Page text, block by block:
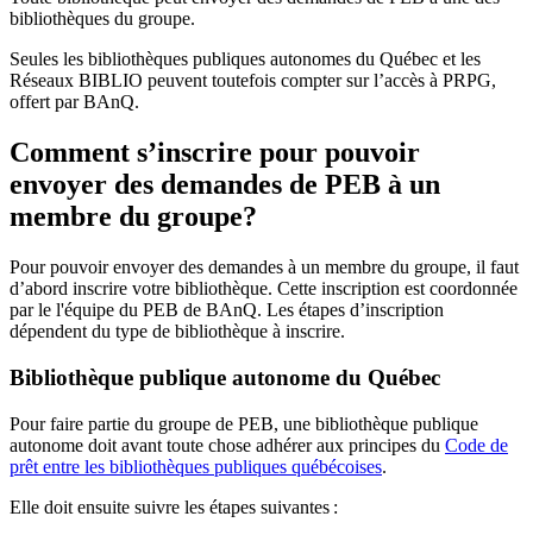
bibliothèques du groupe.
Seules les bibliothèques publiques autonomes du Québec et les
Réseaux BIBLIO peuvent toutefois compter sur l’accès à PRPG,
offert par BAnQ.
Comment s’inscrire pour pouvoir
envoyer des demandes de PEB à un
membre du groupe?
Pour pouvoir envoyer des demandes à un membre du groupe, il faut
d’abord inscrire votre bibliothèque. Cette inscription est coordonnée
par le l'équipe du PEB de BAnQ. Les étapes d’inscription
dépendent du type de bibliothèque à inscrire.
Bibliothèque publique autonome du Québec
Pour faire partie du groupe de PEB, une bibliothèque publique
autonome doit avant toute chose adhérer aux principes du Code de
prêt entre les bibliothèques publiques québécoises.
Elle doit ensuite suivre les étapes suivantes :